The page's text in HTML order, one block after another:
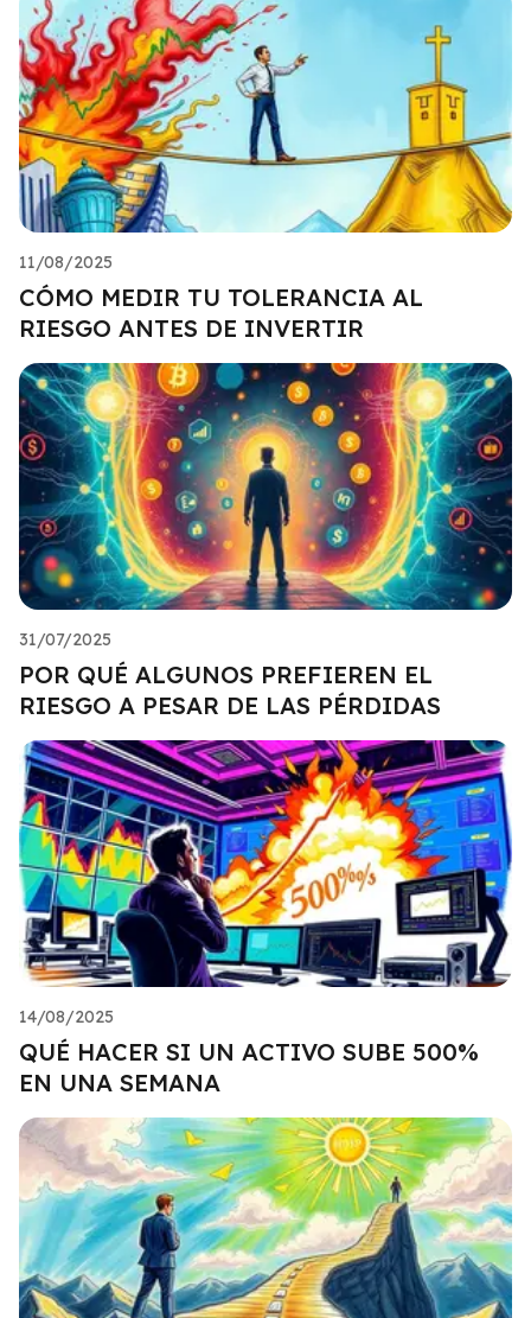
11/08/2025
CÓMO MEDIR TU TOLERANCIA AL
RIESGO ANTES DE INVERTIR
31/07/2025
POR QUÉ ALGUNOS PREFIEREN EL
RIESGO A PESAR DE LAS PÉRDIDAS
14/08/2025
QUÉ HACER SI UN ACTIVO SUBE 500%
EN UNA SEMANA